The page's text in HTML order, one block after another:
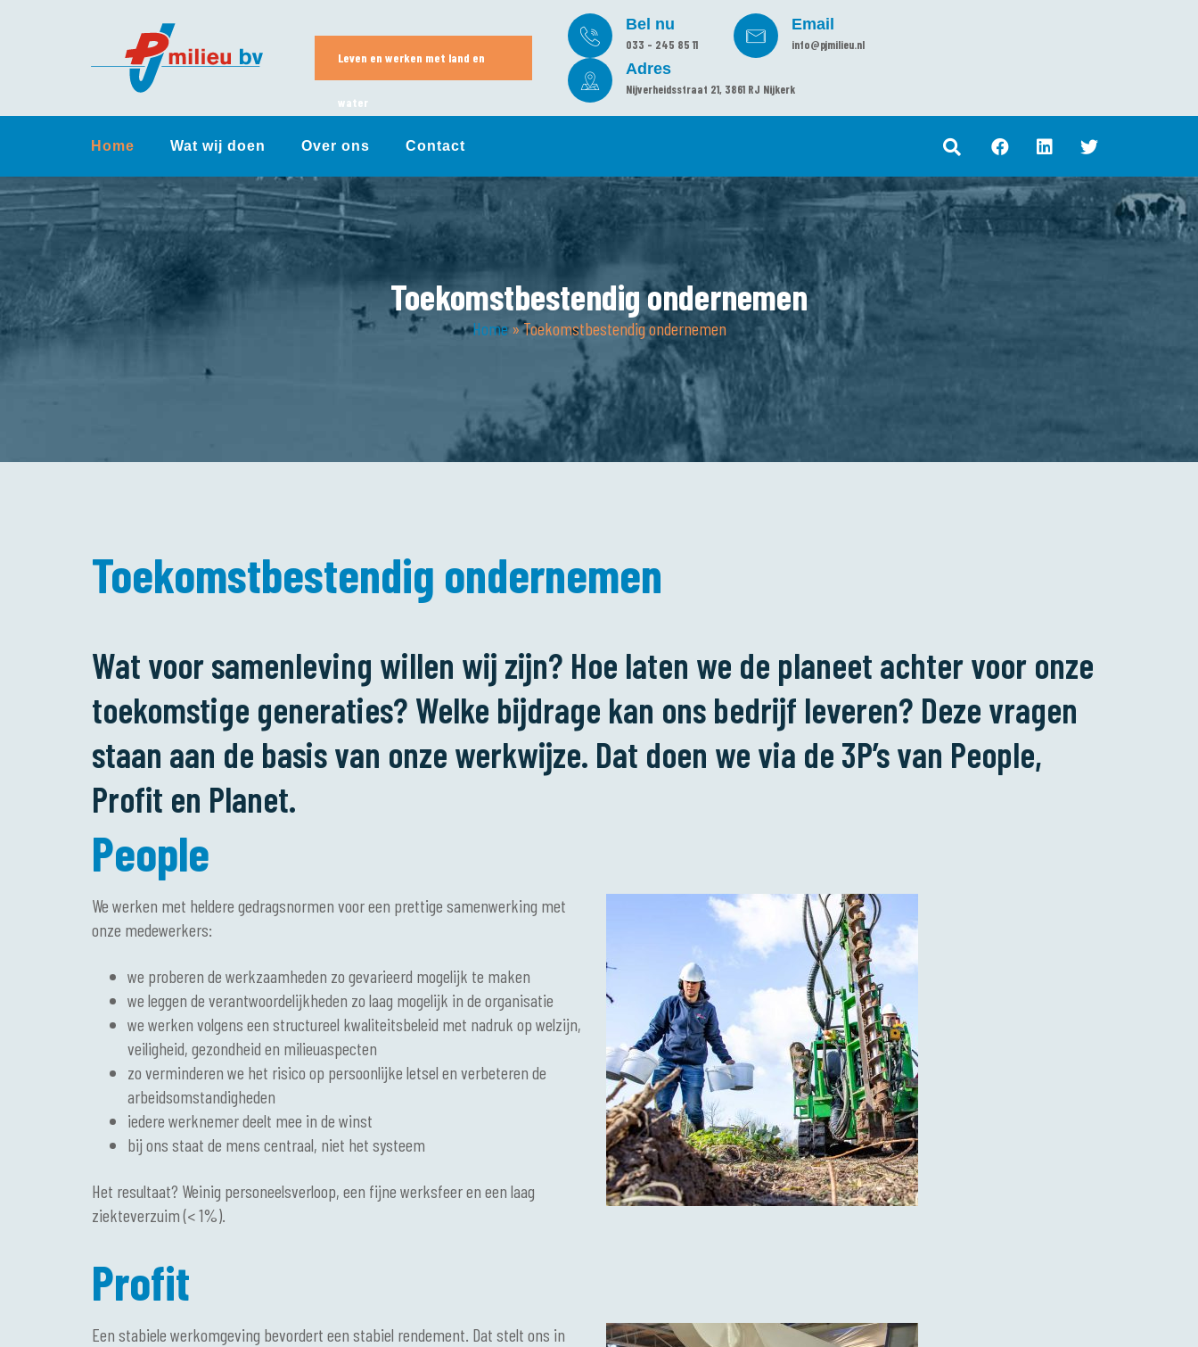
Leven en werken met land en
water
Bel nu
033 - 245 85 11
Email
info@pjmilieu.nl
Adres
Nijverheidsstraat 21, 3861 RJ Nijkerk
Home Wat wij doen Over ons Contact
Toekomstbestendig ondernemen
Home»Toekomstbestendig ondernemen
Toekomstbestendig ondernemen
Wat voor samenleving willen wij zijn? Hoe laten we de planeet achter voor onze
toekomstige generaties? Welke bijdrage kan ons bedrijf leveren? Deze vragen
staan aan de basis van onze werkwijze. Dat doen we via de 3P’s van People,
Profit en Planet.
People
We werken met heldere gedragsnormen voor een prettige samenwerking met
onze medewerkers:
we proberen de werkzaamheden zo gevarieerd mogelijk te maken
we leggen de verantwoordelijkheden zo laag mogelijk in de organisatie
we werken volgens een structureel kwaliteitsbeleid met nadruk op welzijn,
veiligheid, gezondheid en milieuaspecten
zo verminderen we het risico op persoonlijke letsel en verbeteren de
arbeidsomstandigheden
iedere werknemer deelt mee in de winst
bij ons staat de mens centraal, niet het systeem
Het resultaat? Weinig personeelsverloop, een fijne werksfeer en een laag
ziekteverzuim (< 1%).
Profit
Een stabiele werkomgeving bevordert een stabiel rendement. Dat stelt ons in